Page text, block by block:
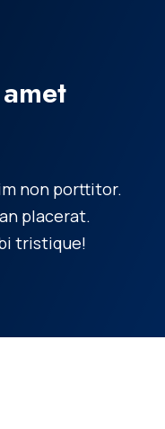
non porttitor.
placerat.
tristique!